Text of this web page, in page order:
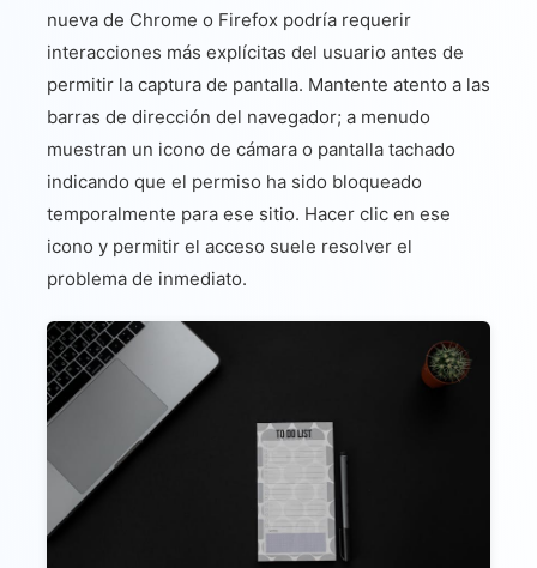
nueva de Chrome o Firefox podría requerir
interacciones más explícitas del usuario antes de
permitir la captura de pantalla. Mantente atento a las
barras de dirección del navegador; a menudo
muestran un icono de cámara o pantalla tachado
indicando que el permiso ha sido bloqueado
temporalmente para ese sitio. Hacer clic en ese
icono y permitir el acceso suele resolver el
problema de inmediato.